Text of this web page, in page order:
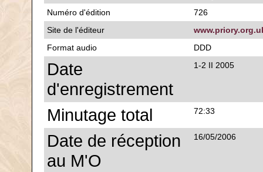
Numéro d'édition
726
Site de l'éditeur
Format audio
DDD
Date
d'enregistrement
1-2 II 2005
Minutage total 72:33
Date de réception
au M'O
16/05/2006